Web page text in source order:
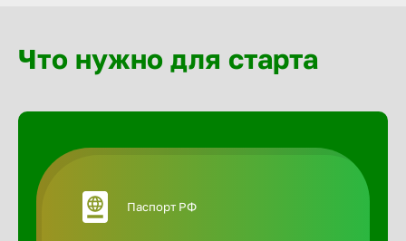
Что нужно для старта
Паспорт РФ